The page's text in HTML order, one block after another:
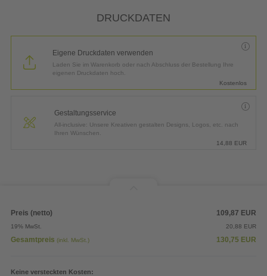
DRUCKDATEN
Eigene Druckdaten verwenden
Laden Sie im Warenkorb oder nach Abschluss der Bestellung Ihre
eigenen Druckdaten hoch.
Kostenlos
Gestaltungsservice
All-inclusive: Unsere Kreativen gestalten Designs, Logos, etc. nach
Ihren Wünschen.
14,88 EUR
Preis (netto) 109,87 EUR
19% MwSt. 20,88 EUR
Gesamtpreis (inkl. MwSt.) 130,75 EUR
Keine versteckten Kosten: